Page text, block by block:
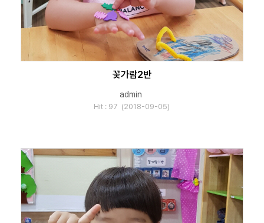
꽃가람2반
admin
Hit : 97 (2018-09-05)